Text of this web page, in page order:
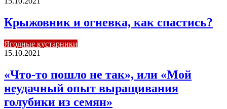
Крыжовник и огневка, как спастись?
Ягодные кустарники
15.10.2021
«Что-то пошло не так», или «Мой
неудачный опыт выращивания
голубики из семян»